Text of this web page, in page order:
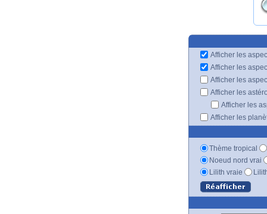
Afficher les
Afficher les
Afficher les
Afficher les
Afficher les
Afficher les
Thème tropical
Noeud nord vrai
Lilith vraie